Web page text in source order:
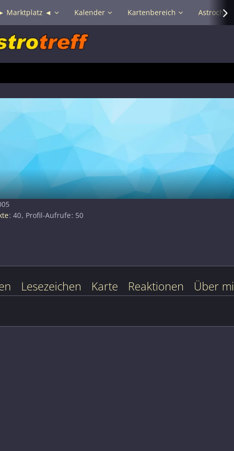
Marktplatz ◄ Kalender Kartenbereich Astrochat
40 Profil-Aufrufe 50
Lesezeichen Karte Reaktionen Über